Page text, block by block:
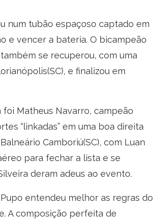
num tubão espaçoso captado em
e vencer a bateria. O bicampeão
se recuperou, com uma
e finalizou em
Matheus Navarro, campeão
“linkadas” em uma boa direita
Camboriú(SC), com Luan
para fechar a lista e se
deram adeus ao evento.
entendeu melhor as regras do
A composição perfeita de